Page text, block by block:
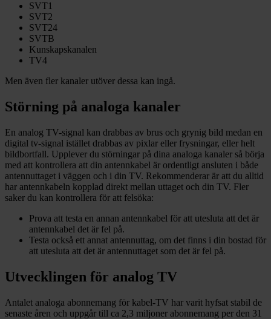
SVT1
SVT2
SVT24
SVTB
Kunskapskanalen
TV4
Men även fler kanaler utöver dessa kan ingå.
Störning på analoga kanaler
En analog TV-signal kan drabbas av brus och grynig bild medan en
digital tv-signal istället drabbas av pixlar eller frysningar, eller helt
bildbortfall. Upplever du störningar på dina analoga kanaler så börja
med att kontrollera att din antennkabel är ordentligt ansluten i både
antennuttaget i väggen och i din TV. Rekommenderar är att du alltid
har antennkabeln kopplad direkt mellan uttaget och din TV. Fler
saker du kan kontrollera för att felsöka:
Prova att testa en annan antennkabel för att utesluta att det är
antennkabel det är fel på.
Testa också ett annat antennuttag, om det finns i din bostad för
att utesluta att det är antennuttaget som det är fel på.
Utvecklingen för analog TV
Antalet analoga abonnemang för kabel-TV har varit hyfsat stabil de
senaste åren och uppgår till ca 2,3 miljoner abonnemang per den 31